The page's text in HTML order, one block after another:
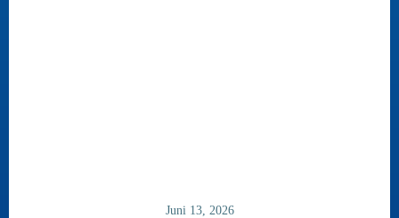
Juni 13, 2026